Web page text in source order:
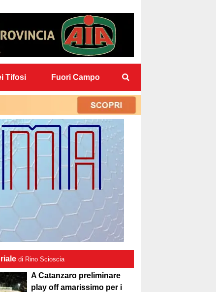
Tifosi Fuori Campo
di Rino Scioscia
A Catanzaro preliminare
play off amarissimo per i